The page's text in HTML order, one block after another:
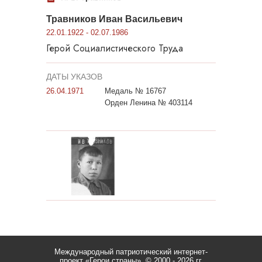
Травников Иван Васильевич
22.01.1922 - 02.07.1986
Герой Социалистического Труда
ДАТЫ УКАЗОВ
26.04.1971
Медаль № 16767
Орден Ленина № 403114
Международный патриотический интернет-